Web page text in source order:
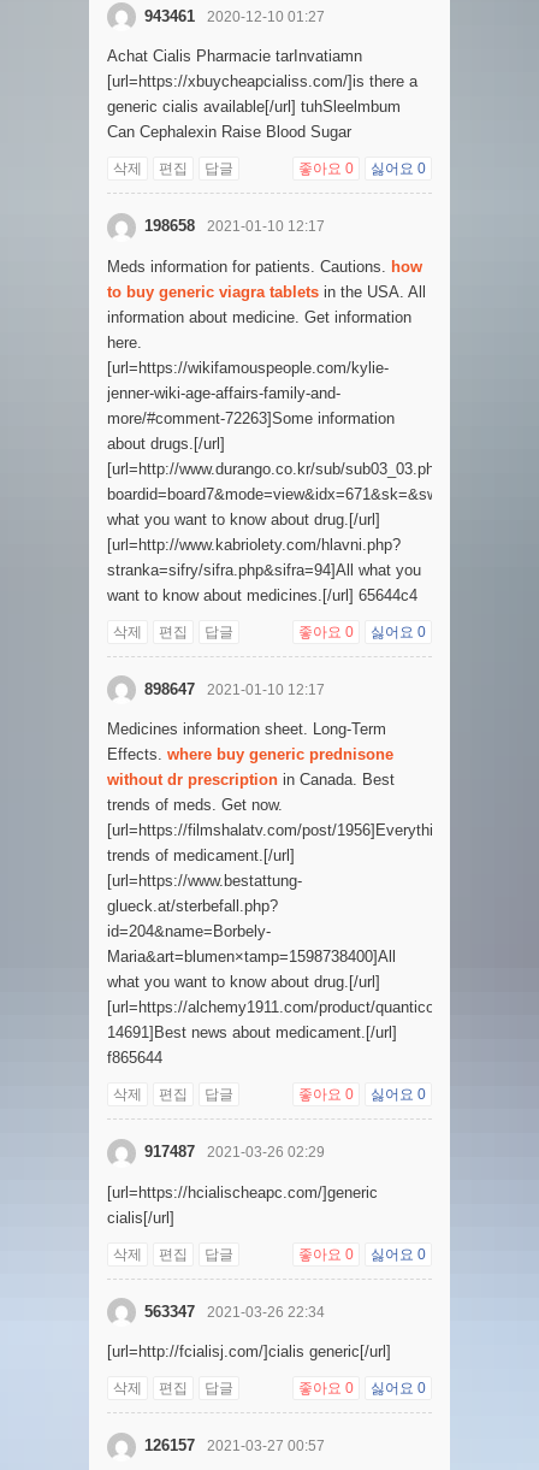
943461 2020-12-10 01:27
Achat Cialis Pharmacie tarInvatiamn
[url=https://xbuycheapcialiss.com/]is there a
generic cialis available[/url] tuhSleelmbum
Can Cephalexin Raise Blood Sugar
삭제 편집 답글 좋아요 0 싫어요 0
198658 2021-01-10 12:17
Meds information for patients. Cautions. how
to buy generic viagra tablets in the USA. All
information about medicine. Get information
here.
[url=https://wikifamouspeople.com/kylie-
jenner-wiki-age-affairs-family-and-
more/#comment-72263]Some information
about drugs.[/url]
[url=http://www.durango.co.kr/sub/sub03_03.php?
what you want to know about drug.[/url]
[url=http://www.kabriolety.com/hlavni.php?
stranka=sifry/sifra.php&sifra=94]All what you
want to know about medicines.[/url] 65644c4
삭제 편집 답글 좋아요 0 싫어요 0
898647 2021-01-10 12:17
Medicines information sheet. Long-Term
Effects. where buy generic prednisone
without dr prescription in Canada. Best
trends of meds. Get now.
[url=https://filmshalatv.com/post/1956]Everything
trends of medicament.[/url]
[url=https://www.bestattung-
glueck.at/sterbefall.php?
id=204&name=Borbely-
Maria&art=blumen×tamp=1598738400]All
what you want to know about drug.[/url]
[url=https://alchemy1911.com/product/quanticohicap/
14691]Best news about medicament.[/url]
f865644
삭제 편집 답글 좋아요 0 싫어요 0
917487 2021-03-26 02:29
[url=https://hcialischeapc.com/]generic
cialis[/url]
삭제 편집 답글 좋아요 0 싫어요 0
563347 2021-03-26 22:34
[url=http://fcialisj.com/]cialis generic[/url]
삭제 편집 답글 좋아요 0 싫어요 0
126157 2021-03-27 00:57